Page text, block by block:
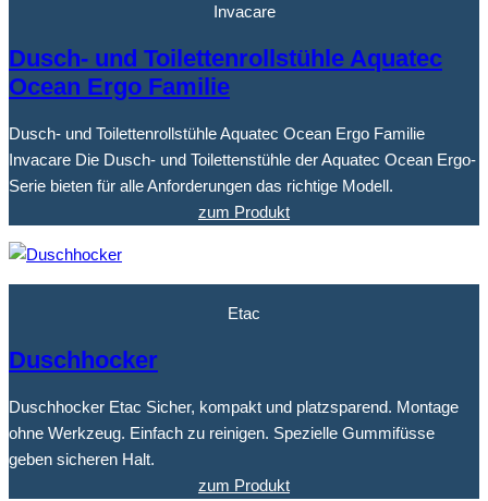
Invacare
Dusch- und Toilettenrollstühle Aquatec
Ocean Ergo Familie
Dusch- und Toilettenrollstühle Aquatec Ocean Ergo Familie
Invacare Die Dusch- und Toilettenstühle der Aquatec Ocean Ergo-
Serie bieten für alle Anforderungen das richtige Modell.
zum Produkt
Etac
Duschhocker
Duschhocker Etac Sicher, kompakt und platzsparend. Montage
ohne Werkzeug. Einfach zu reinigen. Spezielle Gummifüsse
geben sicheren Halt.
zum Produkt